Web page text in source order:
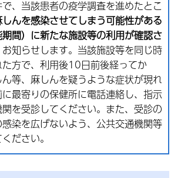
、当該患者の疫学調査を進めたとこ
んを感染させてしまう可能性がある
間）に新たな施設等の利用が確認さ
知らせします。当該施設等を同じ時
方で、利用後10日前後経ってか
等、麻しんを疑うような症状が現れ
最寄りの保健所に電話連絡し、指示
を受診してください。また、受診の
染を広げないよう、公共交通機関等
ださい。